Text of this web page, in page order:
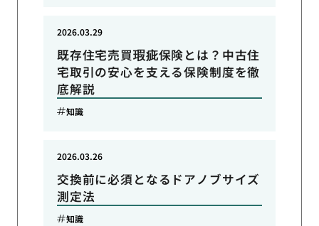
既存住宅売買瑕疵保険とは？中古住
宅取引の安心を支える保険制度を徹
底解説
2026.03.29
知識
交換前に必須となるドアノブサイズ
測定法
2026.03.26
知識